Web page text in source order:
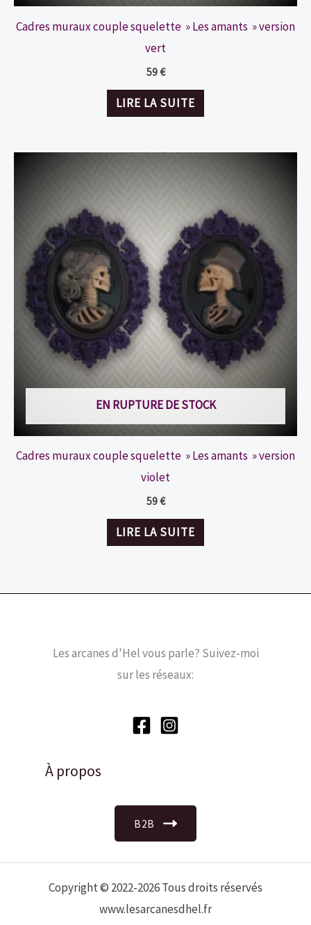
Cadres muraux couple squelette » Les amants » version
vert
59€
LIRE LA SUITE
EN RUPTURE DE STOCK
Cadres muraux couple squelette » Les amants » version
violet
59€
LIRE LA SUITE
Les arcanes d'Hel vous parle? Suivez-moi
sur les réseaux:
À propos
B2B
Copyright © 2022-2026 Tous droits réservés
www.lesarcanesdhel.fr